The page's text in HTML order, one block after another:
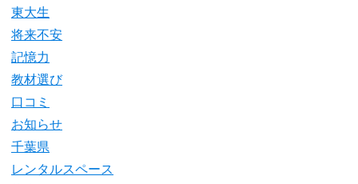
東大生
将来不安
記憶力
教材選び
口コミ
お知らせ
千葉県
レンタルスペース